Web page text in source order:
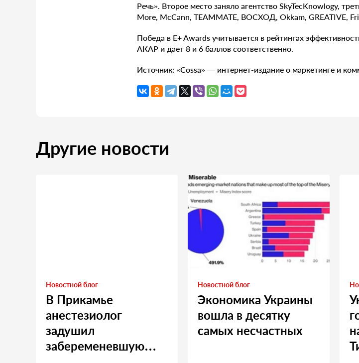
Речь». Второе место заняло агентство SkyTecKnowlogy,
More, McCann, TEAMMATE, ВОСХОД, Okkam, GREATIVE,
Победа в E+ Awards учитывается в рейтингах
АКАР и дает 8 и 6 баллов соответственно.
Источник: «Cossa» — интернет-издание о маркетинге и
Другие новости
Новостной блог
В Прикамье
анестезиолог
задушил
забеременевшую
Новостной блог
Экономика Украины
вошла в десятку
самых несчастных